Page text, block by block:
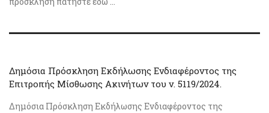
Δημόσια Πρόσκληση Εκδήλωσης Ενδιαφέροντος της
Επιτροπής Μίσθωσης Ακινήτων του ν. 5119/2024.
Δημόσια Πρόσκληση Εκδήλωσης Ενδιαφέροντος της